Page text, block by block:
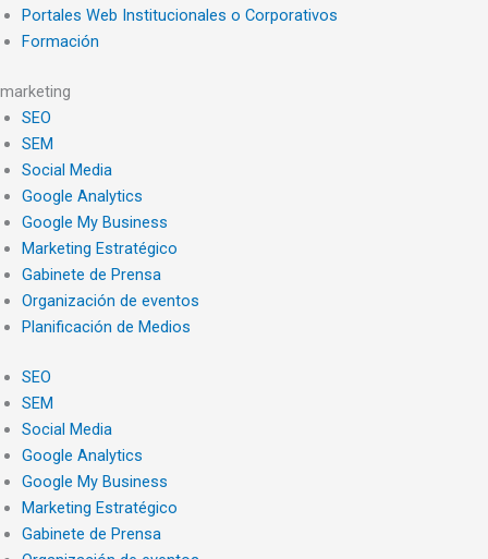
Portales Web Institucionales o Corporativos
Formación
marketing
SEO
SEM
Social Media
Google Analytics
Google My Business
Marketing Estratégico
Gabinete de Prensa
Organización de eventos
Planificación de Medios
SEO
SEM
Social Media
Google Analytics
Google My Business
Marketing Estratégico
Gabinete de Prensa